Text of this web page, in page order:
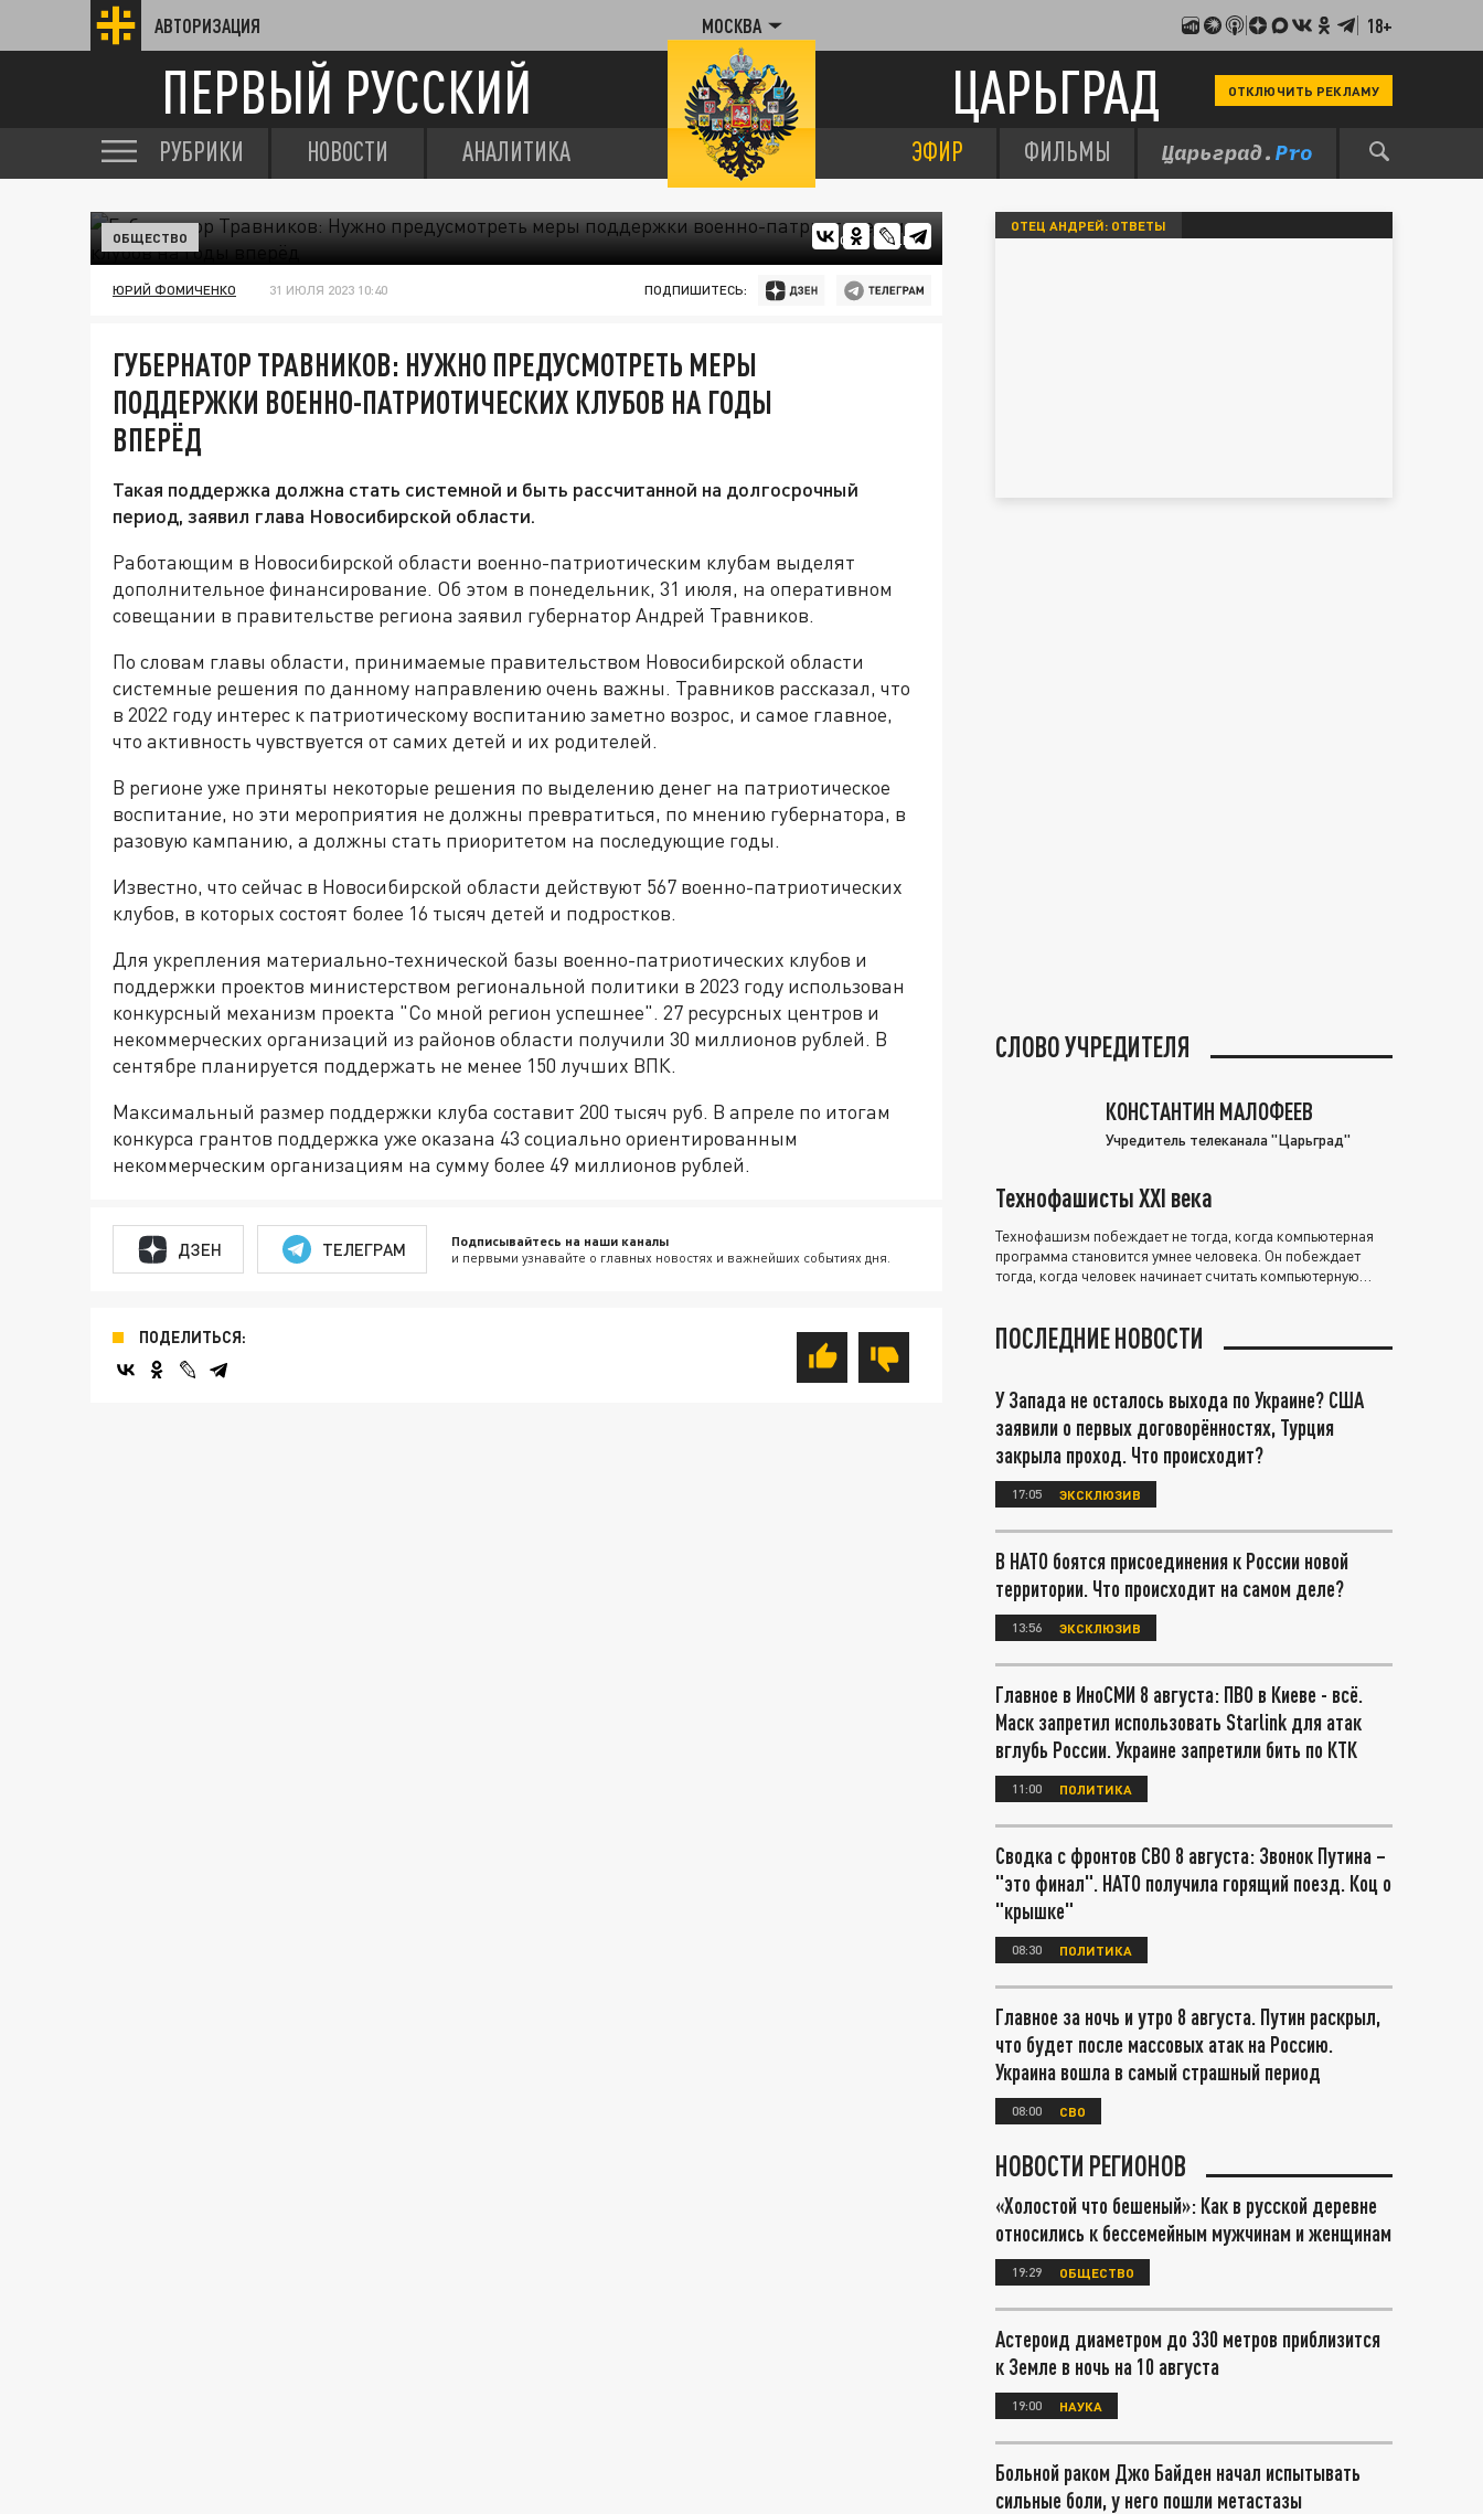
АВТОРИЗАЦИЯ МОСКВА 18+
ПЕРВЫЙ РУССКИЙ ЦАРЬГРАД ОТКЛЮЧИТЬ РЕКЛАМУ
РУБРИКИ НОВОСТИ АНАЛИТИКА ЭФИР ФИЛЬМЫ
ФОТО: NSO.RU
ОБЩЕСТВО
ЮРИЙ ФОМИЧЕНКО 31 ИЮЛЯ 2023 10:40 ПОДПИШИТЕСЬ:
ГУБЕРНАТОР ТРАВНИКОВ: НУЖНО ПРЕДУСМОТРЕТЬ МЕРЫ
ПОДДЕРЖКИ ВОЕННО-ПАТРИОТИЧЕСКИХ КЛУБОВ НА ГОДЫ
ВПЕРЁД
Такая поддержка должна стать системной и быть рассчитанной на долгосрочный
период, заявил глава Новосибирской области.
Работающим в Новосибирской области военно-патриотическим клубам выделят
дополнительное финансирование. Об этом в понедельник, 31 июля, на оперативном
совещании в правительстве региона заявил губернатор Андрей Травников.
По словам главы области, принимаемые правительством Новосибирской области
системные решения по данному направлению очень важны. Травников рассказал, что
в 2022 году интерес к патриотическому воспитанию заметно возрос, и самое главное,
что активность чувствуется от самих детей и их родителей.
В регионе уже приняты некоторые решения по выделению денег на патриотическое
воспитание, но эти мероприятия не должны превратиться, по мнению губернатора, в
разовую кампанию, а должны стать приоритетом на последующие годы.
Известно, что сейчас в Новосибирской области действуют 567 военно-патриотических
клубов, в которых состоят более 16 тысяч детей и подростков.
Для укрепления материально-технической базы военно-патриотических клубов и
поддержки проектов министерством региональной политики в 2023 году использован
конкурсный механизм проекта "Со мной регион успешнее". 27 ресурсных центров и
некоммерческих организаций из районов области получили 30 миллионов рублей. В
сентябре планируется поддержать не менее 150 лучших ВПК.
Максимальный размер поддержки клуба составит 200 тысяч руб. В апреле по итогам
конкурса грантов поддержка уже оказана 43 социально ориентированным
некоммерческим организациям на сумму более 49 миллионов рублей.
ДЗЕН ТЕЛЕГРАМ Подписывайтесь на наши каналы
и первыми узнавайте о главных новостях и важнейших событиях дня.
ПОДЕЛИТЬСЯ:
ОТЕЦ АНДРЕЙ: ОТВЕТЫ
СЛОВО УЧРЕДИТЕЛЯ
КОНСТАНТИН МАЛОФЕЕВ
Учредитель телеканала "Царьград"
Технофашисты XXI века
Технофашизм побеждает не тогда, когда компьютерная
программа становится умнее человека. Он побеждает
тогда, когда человек начинает считать компьютерную
ПОСЛЕДНИЕ НОВОСТИ
У Запада не осталось выхода по Украине? США
заявили о первых договорённостях, Турция
закрыла проход. Что происходит?
17:05 ЭКСКЛЮЗИВ
В НАТО боятся присоединения к России новой
территории. Что происходит на самом деле?
13:56 ЭКСКЛЮЗИВ
Главное в ИноСМИ 8 августа: ПВО в Киеве - всё.
Маск запретил использовать Starlink для атак
вглубь России. Украине запретили бить по КТК
11:00 ПОЛИТИКА
Сводка с фронтов СВО 8 августа: Звонок Путина –
"это финал". НАТО получила горящий поезд. Коц о
"крышке"
08:30 ПОЛИТИКА
Главное за ночь и утро 8 августа. Путин раскрыл,
что будет после массовых атак на Россию.
Украина вошла в самый страшный период
08:00 СВО
НОВОСТИ РЕГИОНОВ
«Холостой что бешеный»: Как в русской деревне
относились к бессемейным мужчинам и женщинам
19:29 ОБЩЕСТВО
Астероид диаметром до 330 метров приблизится
к Земле в ночь на 10 августа
19:00 НАУКА
Больной раком Джо Байден начал испытывать
сильные боли, у него пошли метастазы